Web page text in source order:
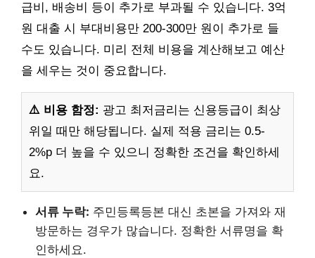
급비, 배송비 등이 추가로 부과될 수 있습니다. 3억
원 대출 시 부대비용만 200-300만 원이 추가로 들
수도 있습니다. 미리 전체 비용을 계산해보고 예산
을 세우는 것이 중요합니다.
⚠️ 비용 함정: 광고 최저금리는 신용등급이 최상
위일 때만 해당됩니다. 실제 적용 금리는 0.5-
2%p 더 높을 수 있으니 정확한 조건을 확인하세
요.
서류 누락: 주민등록등본 대신 초본을 가져와 재
방문하는 경우가 많습니다. 정확한 서류명을 확
인하세요.